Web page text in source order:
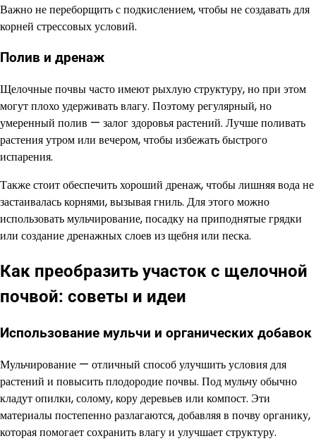
Важно не переборщить с подкислением, чтобы не создавать для
корней стрессовых условий.
Полив и дренаж
Щелочные почвы часто имеют рыхлую структуру, но при этом
могут плохо удерживать влагу. Поэтому регулярный, но
умеренный полив — залог здоровья растений. Лучше поливать
растения утром или вечером, чтобы избежать быстрого
испарения.
Также стоит обеспечить хороший дренаж, чтобы лишняя вода не
застаивалась корнями, вызывая гниль. Для этого можно
использовать мульчирование, посадку на приподнятые грядки
или создание дренажных слоев из щебня или песка.
Как преобразить участок с щелочной
почвой: советы и идеи
Использование мульчи и органических добавок
Мульчирование — отличный способ улучшить условия для
растений и повысить плодородие почвы. Под мульчу обычно
кладут опилки, солому, кору деревьев или компост. Эти
материалы постепенно разлагаются, добавляя в почву органику,
которая помогает сохранить влагу и улучшает структуру.